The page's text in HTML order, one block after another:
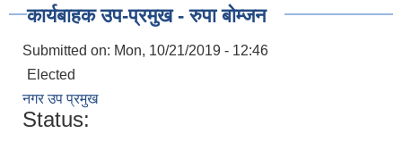
कार्यबाहक उप-प्रमुख - रुपा बोम्जन
Submitted on: Mon, 10/21/2019 - 12:46
Elected
नगर उप प्रमुख
Status: